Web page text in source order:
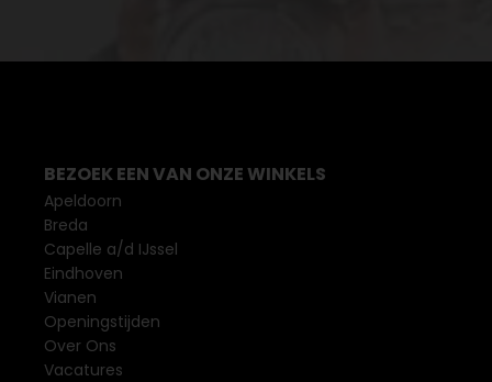
BEZOEK EEN VAN ONZE WINKELS
Apeldoorn
Breda
Capelle a/d IJssel
Eindhoven
Vianen
Openingstijden
Over Ons
Vacatures